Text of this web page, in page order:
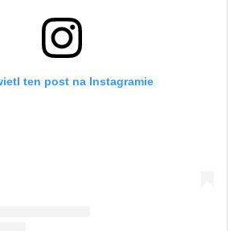
ten post na Instagramie